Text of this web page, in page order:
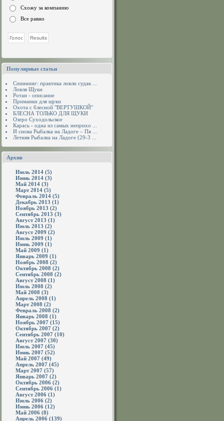
Схожу за компанию
Все равно
Популярные статьи
Спиннинг: практика ловли судак ...
Ловля Щуки
Ротан - описание
Приманки для щуки
Охота с блесной "ВЕРТУШКОЙ"
БЛЕСНА ТОЛЬКО ДЛЯ ЩУКИ
Озеро Суходольское
Карась - одна из самых неприхо ...
И снова Рыбалка на Ладоге – Пя ...
Летняя Рыбалка на Ладоге (29-3 ...
Архив
Июль 2014 (5)
Июнь 2014 (3)
Май 2014 (3)
Март 2014 (5)
Февраль 2014 (5)
Декабрь 2013 (1)
Ноябрь 2013 (2)
Сентябрь 2013 (3)
Август 2013 (1)
Июль 2013 (2)
Август 2009 (2)
Июль 2009 (1)
Июнь 2009 (1)
Май 2009 (1)
Январь 2009 (1)
Ноябрь 2008 (2)
Октябрь 2008 (2)
Сентябрь 2008 (2)
Август 2008 (1)
Июль 2008 (2)
Май 2008 (3)
Апрель 2008 (1)
Март 2008 (2)
Февраль 2008 (2)
Январь 2008 (1)
Ноябрь 2007 (15)
Октябрь 2007 (2)
Сентябрь 2007 (10)
Август 2007 (30)
Июль 2007 (45)
Июнь 2007 (52)
Май 2007 (49)
Апрель 2007 (45)
Март 2007 (57)
Январь 2007 (2)
Октябрь 2006 (2)
Сентябрь 2006 (1)
Август 2006 (1)
Июль 2006 (2)
Июнь 2006 (12)
Май 2006 (8)
Апрель 2006 (139)